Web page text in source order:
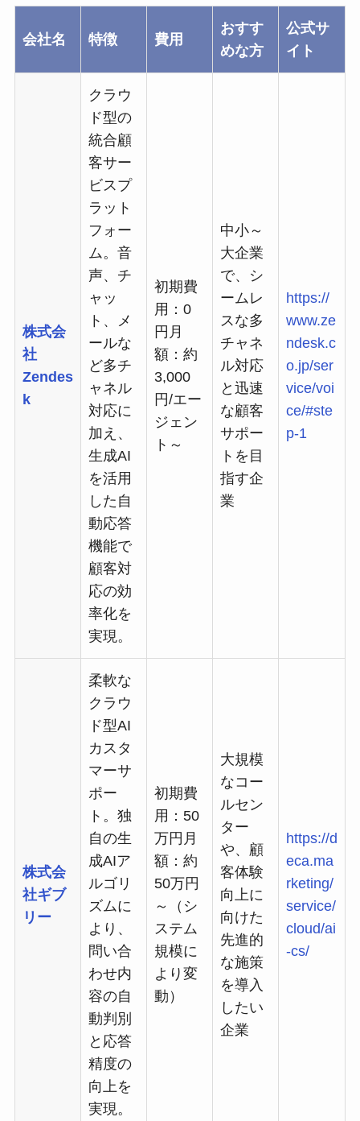
会社名 特徴 費用
おすす
めな方
公式サ
イト
株式会
社
Zendes
k
クラウ
ド型の
統合顧
客サー
ビスプ
ラット
フォー
ム。音
声、チ
ャッ
ト、メ
ールな
ど多チ
ャネル
対応に
加え、
生成AI
を活用
した自
動応答
機能で
顧客対
応の効
率化を
実現。
初期費
用：0
円月
額：約
3,000
円/エー
ジェン
ト～
中小～
大企業
で、シ
ームレ
スな多
チャネ
ル対応
と迅速
な顧客
サポー
トを目
指す企
業
https://
www.ze
ndesk.c
o.jp/ser
vice/voi
ce/#ste
p-1
株式会
社ギブ
リー
柔軟な
クラウ
ド型AI
カスタ
マーサ
ポー
ト。独
自の生
成AIア
ルゴリ
ズムに
より、
問い合
わせ内
容の自
動判別
と応答
精度の
向上を
実現。
初期費
用：50
万円月
額：約
50万円
～（シ
ステム
規模に
より変
動）
大規模
なコー
ルセン
ター
や、顧
客体験
向上に
向けた
先進的
な施策
を導入
したい
企業
https://d
eca.ma
rketing/
service/
cloud/ai
-cs/